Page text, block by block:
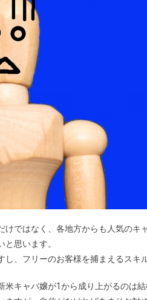
ではなく、各地方からも人気のキ
思います。
、フリーのお客様を捕まえるスキ
キャバ嬢が1から成り上がるのは結